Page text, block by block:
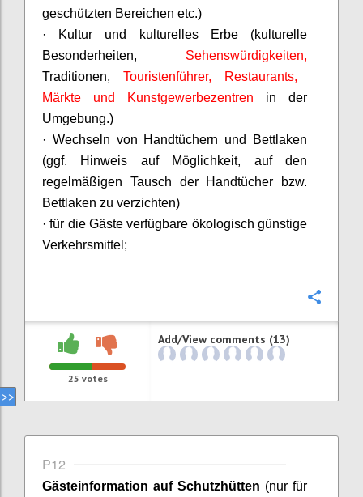
geschützten Bereichen etc.)
· Kultur und kulturelles Erbe (kulturelle
Besonderheiten, Sehenswürdigkeiten,
Traditionen, Touristenführer, Restaurants,
Märkte und Kunstgewerbezentren in der
Umgebung.)
· Wechseln von Handtüchern und Bettlaken
(ggf. Hinweis auf Möglichkeit, auf den
regelmäßigen Tausch der Handtücher bzw.
Bettlaken zu verzichten)
· für die Gäste verfügbare ökologisch günstige
Verkehrsmittel;
25 votes
Add/View comments (13)
P12
Gästeinformation auf Schutzhütten (nur für